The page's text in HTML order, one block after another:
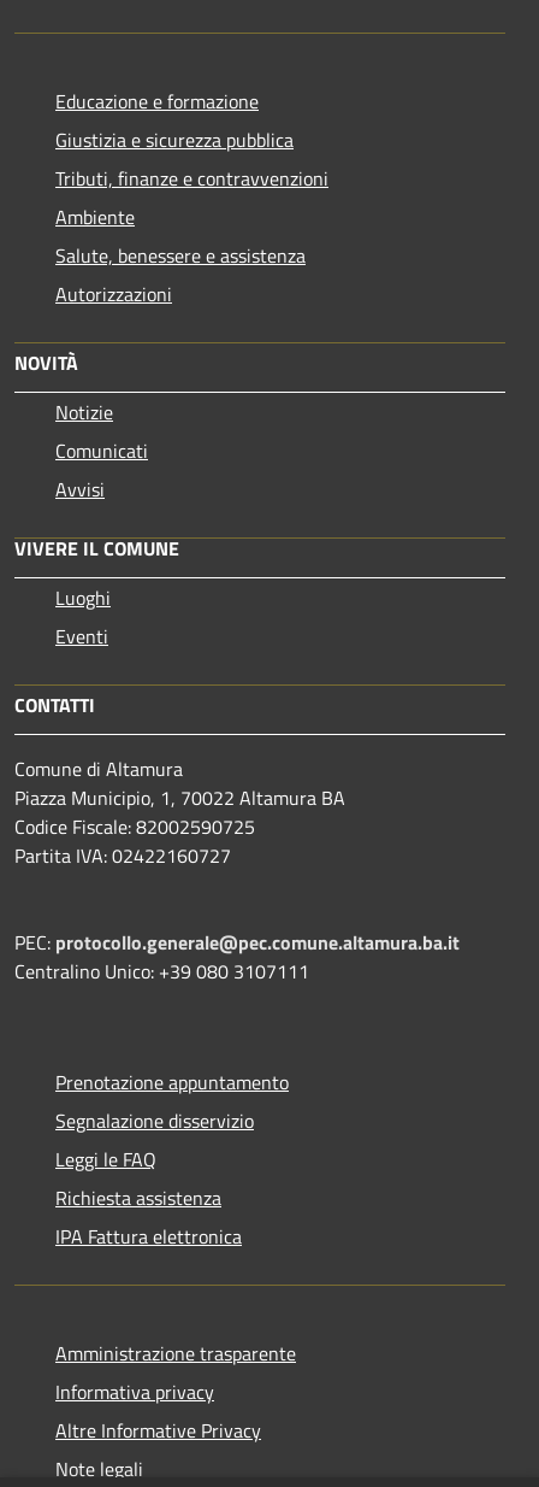
Educazione e formazione
Giustizia e sicurezza pubblica
Tributi, finanze e contravvenzioni
Ambiente
Salute, benessere e assistenza
Autorizzazioni
NOVITÀ
Notizie
Comunicati
Avvisi
VIVERE IL COMUNE
Luoghi
Eventi
CONTATTI
Comune di Altamura
Piazza Municipio, 1, 70022 Altamura BA
Codice Fiscale: 82002590725
Partita IVA: 02422160727
PEC: protocollo.generale@pec.comune.altamura.ba.it
Centralino Unico: +39 080 3107111
Prenotazione appuntamento
Segnalazione disservizio
Leggi le FAQ
Richiesta assistenza
IPA Fattura elettronica
Amministrazione trasparente
Informativa privacy
Altre Informative Privacy
Note legali